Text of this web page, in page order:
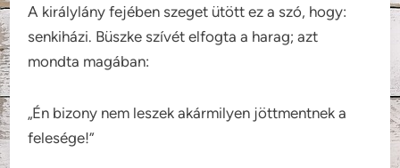
A királylány fejében szeget ütött ez a szó, hogy:
senkiházi. Büszke szívét elfogta a harag; azt
mondta magában:
„Én bizony nem leszek akármilyen jöttmentnek a
felesége!”